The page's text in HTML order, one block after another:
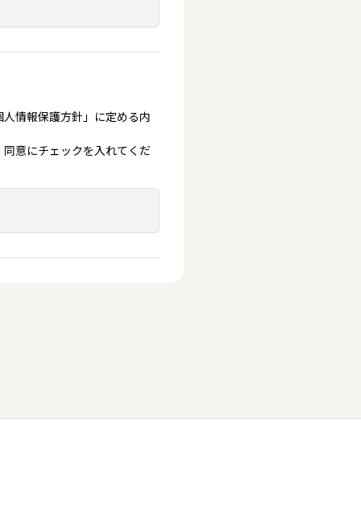
情報保護方針」に定める内
意にチェックを入れてくだ